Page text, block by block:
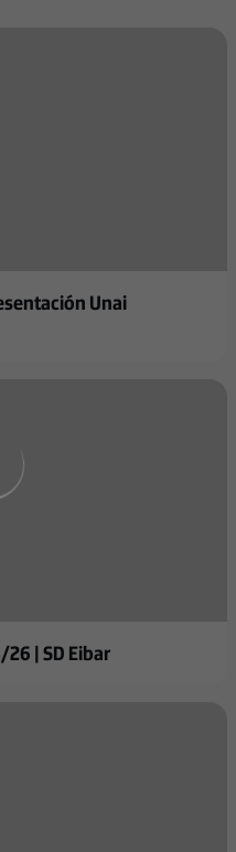
Unai
| SD Eibar